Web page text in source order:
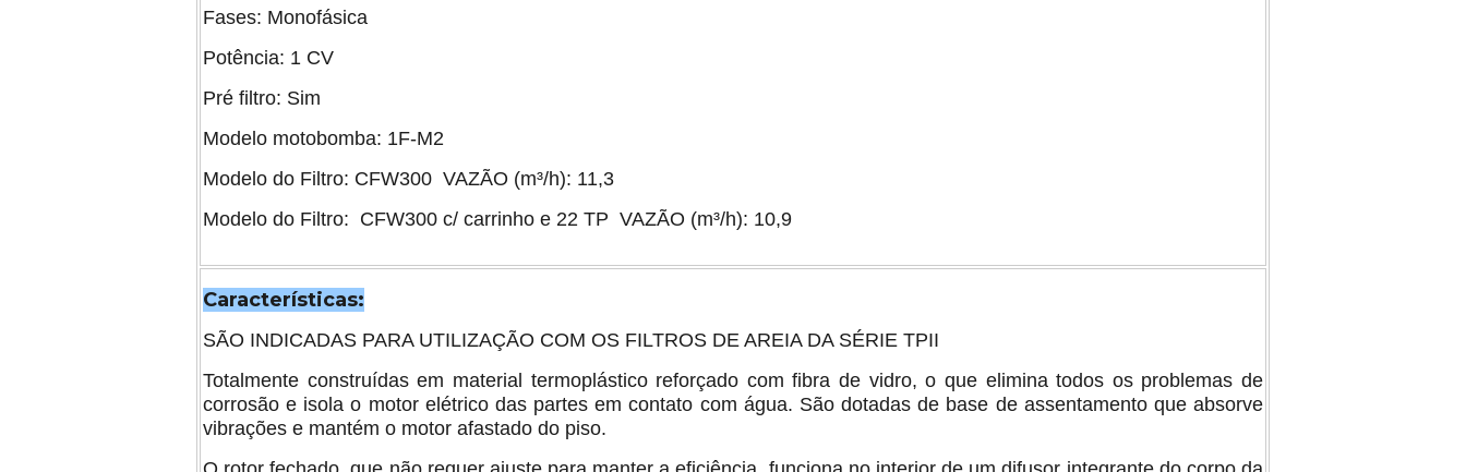
Fases: Monofásica
Potência: 1 CV
Pré filtro: Sim
Modelo motobomba: 1F-M2
Modelo do Filtro: CFW300 VAZÃO (m³/h): 11,3
Modelo do Filtro: CFW300 c/ carrinho e 22 TP VAZÃO (m³/h): 10,9
Características:
SÃO INDICADAS PARA UTILIZAÇÃO COM OS FILTROS DE AREIA DA SÉRIE TPII
Totalmente construídas em material termoplástico reforçado com fibra de vidro, o que elimina todos os problemas de
corrosão e isola o motor elétrico das partes em contato com água. São dotadas de base de assentamento que absorve
vibrações e mantém o motor afastado do piso.